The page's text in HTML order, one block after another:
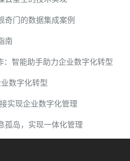
奇门的数据集成案例
南
：智能助手助力企业数字化转型
数字化转型
实现企业数字化管理
孤岛，实现一体化管理